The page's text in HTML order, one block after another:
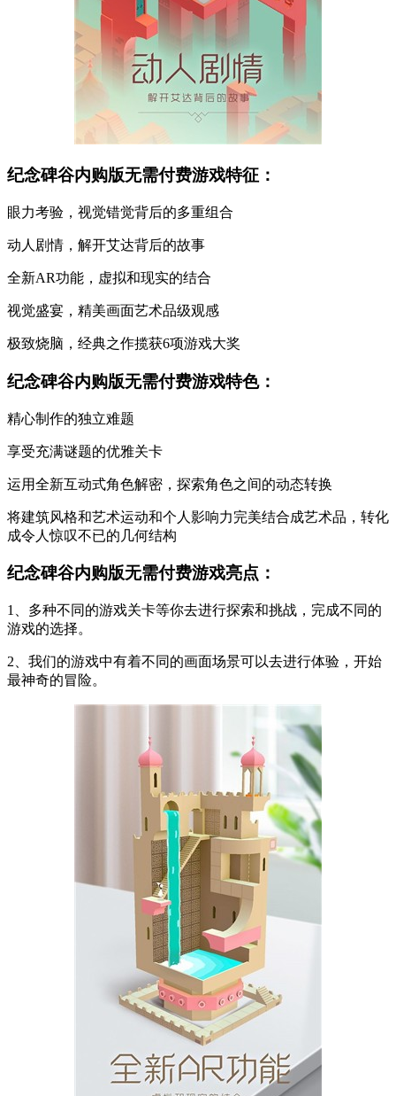
纪念碑谷内购版无需付费游戏特征：
眼力考验，视觉错觉背后的多重组合
动人剧情，解开艾达背后的故事
全新AR功能，虚拟和现实的结合
视觉盛宴，精美画面艺术品级观感
极致烧脑，经典之作揽获6项游戏大奖
纪念碑谷内购版无需付费游戏特色：
精心制作的独立难题
享受充满谜题的优雅关卡
运用全新互动式角色解密，探索角色之间的动态转换
将建筑风格和艺术运动和个人影响力完美结合成艺术品，转化
成令人惊叹不已的几何结构
纪念碑谷内购版无需付费游戏亮点：
1、多种不同的游戏关卡等你去进行探索和挑战，完成不同的
游戏的选择。
2、我们的游戏中有着不同的画面场景可以去进行体验，开始
最神奇的冒险。